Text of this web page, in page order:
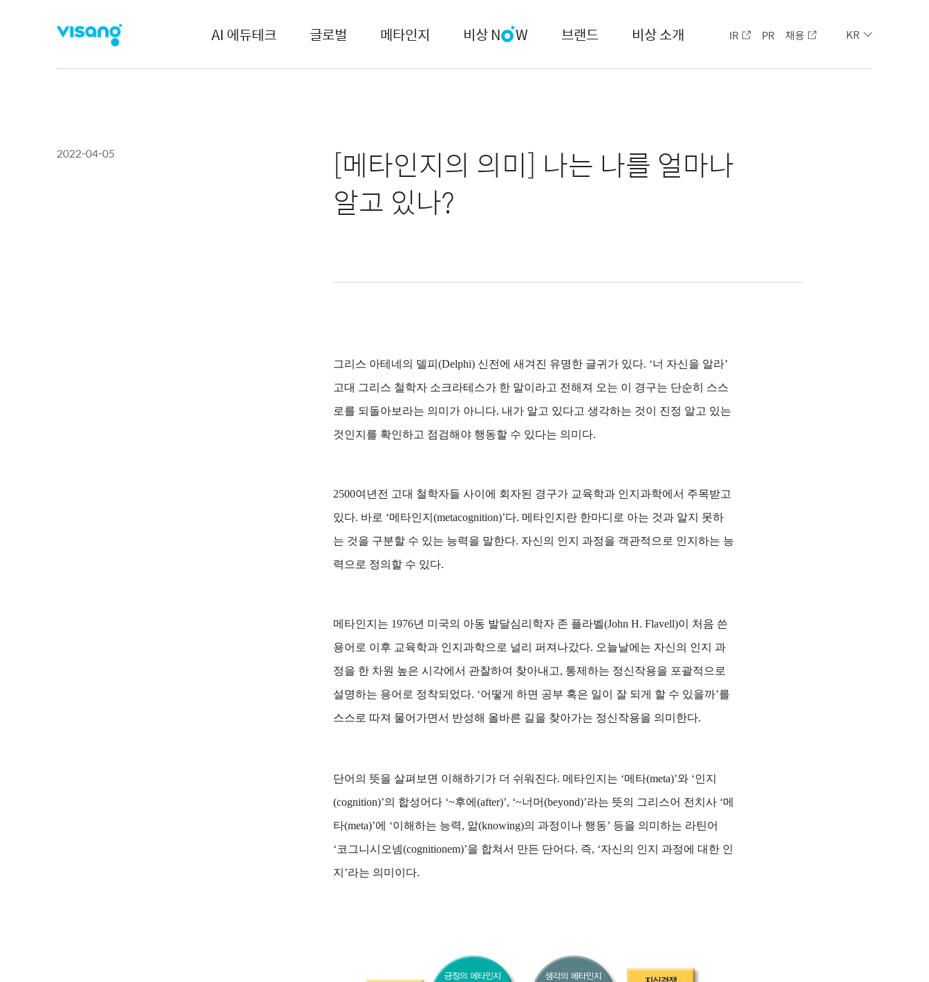
AI 에듀테크 글로벌 메타인지 비상 N W 브랜드 비상 소개 IR PR 채용 KR
2022-04-05
[메타인지의 의미] 나는 나를 얼마나
알고 있나?
그리스 아테네의 델피(Delphi) 신전에 새겨진 유명한 글귀가 있다. ‘너 자신을 알라’
고대 그리스 철학자 소크라테스가 한 말이라고 전해져 오는 이 경구는 단순히 스스
로를 되돌아보라는 의미가 아니다. 내가 알고 있다고 생각하는 것이 진정 알고 있는
것인지를 확인하고 점검해야 행동할 수 있다는 의미다.
2500여년전 고대 철학자들 사이에 회자된 경구가 교육학과 인지과학에서 주목받고
있다. 바로 ‘메타인지(metacognition)’다. 메타인지란 한마디로 아는 것과 알지 못하
는 것을 구분할 수 있는 능력을 말한다. 자신의 인지 과정을 객관적으로 인지하는 능
력으로 정의할 수 있다.
메타인지는 1976년 미국의 아동 발달심리학자 존 플라벨(John H. Flavell)이 처음 쓴
용어로 이후 교육학과 인지과학으로 널리 퍼져나갔다. 오늘날에는 자신의 인지 과
정을 한 차원 높은 시각에서 관찰하여 찾아내고, 통제하는 정신작용을 포괄적으로
설명하는 용어로 정착되었다. ‘어떻게 하면 공부 혹은 일이 잘 되게 할 수 있을까’를
스스로 따져 물어가면서 반성해 올바른 길을 찾아가는 정신작용을 의미한다.
단어의 뜻을 살펴보면 이해하기가 더 쉬워진다. 메타인지는 ‘메타(meta)’와 ‘인지
(cognition)’의 합성어다 ‘~후에(after)’, ‘~너머(beyond)’라는 뜻의 그리스어 전치사 ‘메
타(meta)’에 ‘이해하는 능력, 앎(knowing)의 과정이나 행동’ 등을 의미하는 라틴어
‘코그니시오넴(cognitionem)’을 합쳐서 만든 단어다. 즉, ‘자신의 인지 과정에 대한 인
지’라는 의미이다.